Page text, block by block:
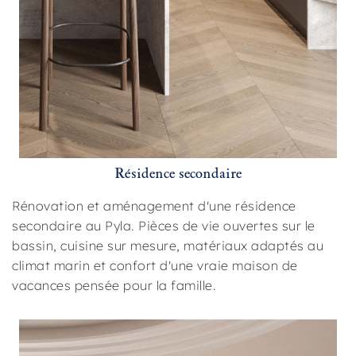
Résidence secondaire
Rénovation et aménagement d'une résidence
secondaire au Pyla. Pièces de vie ouvertes sur le
bassin, cuisine sur mesure, matériaux adaptés au
climat marin et confort d'une vraie maison de
vacances pensée pour la famille.